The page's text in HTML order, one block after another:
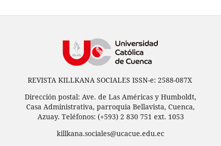
REVISTA KILLKANA SOCIALES ISSN-e: 2588-087X
Dirección postal: Ave. de Las Américas y Humboldt,
Casa Administrativa, parroquia Bellavista, Cuenca,
Azuay. Teléfonos: (+593) 2 830 751 ext. 1053
killkana.sociales@ucacue.edu.ec